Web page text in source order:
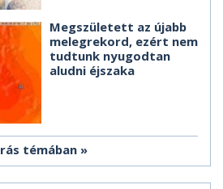
Megszületett az újabb
melegrekord, ezért nem
tudtunk nyugodtan
aludni éjszaka
témában